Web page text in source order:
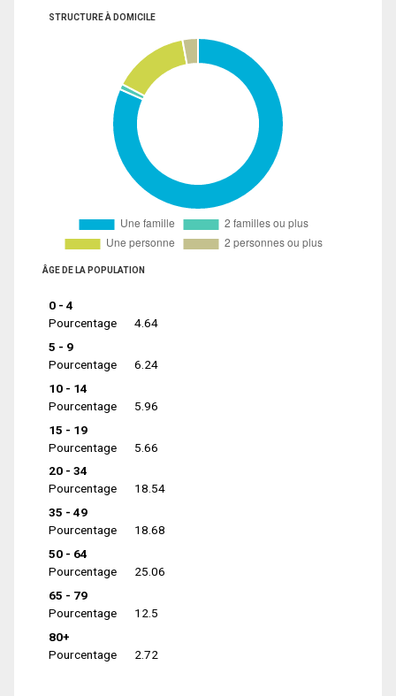
STRUCTURE À DOMICILE
ÂGE DE LA POPULATION
0 - 4
Pourcentage
4.64
5 - 9
Pourcentage
6.24
10 - 14
Pourcentage
5.96
15 - 19
Pourcentage
5.66
20 - 34
Pourcentage
18.54
35 - 49
Pourcentage
18.68
50 - 64
Pourcentage
25.06
65 - 79
Pourcentage
12.5
80+
Pourcentage
2.72